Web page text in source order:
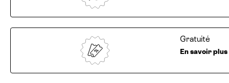
Gratuité
En savoir plus